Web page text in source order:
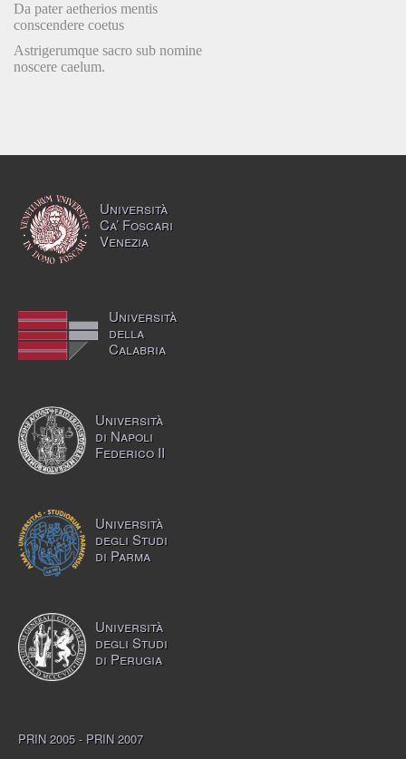
Da pater aetherios mentis
conscendere coetus
Astrigerumque sacro sub nomine
noscere caelum.
Università
Ca’ Foscari
Venezia
Università
della
Calabria
Università
di Napoli
Federico II
Università
degli Studi
di Parma
Università
degli Studi
di Perugia
PRIN 2005 - PRIN 2007